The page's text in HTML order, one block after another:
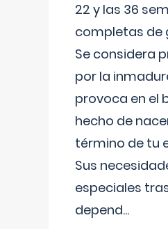
22 y las 36
completas de
Se considera
por la
provoca en el
hecho de
término de tu
Sus
especiales
depend...